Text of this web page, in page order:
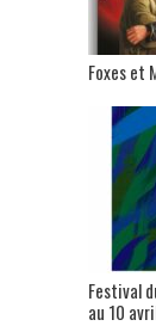
Foxes et
Festival
au 10